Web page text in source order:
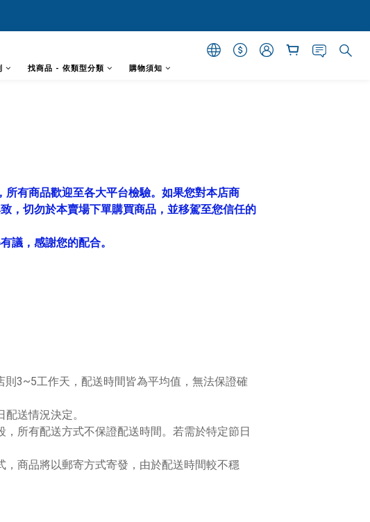
找商品 - 依類型分類 購物須知
有商品歡迎至各大平台檢驗。如果您對本店商
，切勿於本賣場下單購買商品，並移駕至您信任的
議，感謝您的配合。
3~5工作天，配送時間皆為平均值，無法保證確
送情況決定。
所有配送方式不保證配送時間。若需於特定節日
商品將以郵寄方式寄發，由於配送時間較不穩